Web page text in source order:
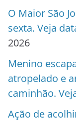
O Maior São
sexta. Veja
2026
Menino
atropelado e
caminhão.
Ação de